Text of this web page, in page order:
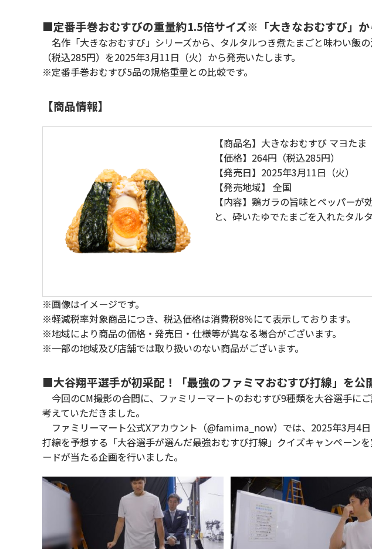
■定番手巻おむすびの重量約1.5倍サイズ※「大きなおむすび」か
名作「大きなおむすび」シリーズから、タルタルつき煮たまごと味わい飯
（税込285円）を2025年3月11日（火）から発売いたします。
※定番手巻おむすび5品の規格重量との比較です。
【商品情報】
【商品名】大きなおむすび マヨたま
【価格】264円（税込285円）
【発売日】2025年3月11日（火）
【発売地域】 全国
【内容】鶏ガラの旨味とペッパー
と、砕いたゆでたまごを入れたタル
※画像はイメージです。
※軽減税率対象商品につき、税込価格は消費税8％にて表示しております。
※地域により商品の価格・発売日・仕様等が異なる場合がございます。
※一部の地域及び店舗では取り扱いのない商品がございます。
■大谷翔平選手が初采配！「最強のファミマおむすび打線」を公
今回のCM撮影の合間に、ファミリーマートのおむすび9種類を大谷選手に
考えていただきました。
ファミリーマート公式Xアカウント（@famima_now）では、2025年3月4
打線を予想する「大谷選手が選んだ最強おむすび打線」クイズキャンペーン
ードが当たる企画を行いました。